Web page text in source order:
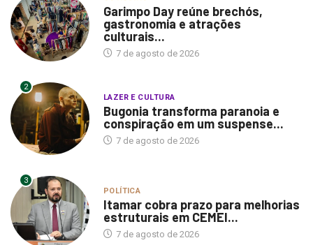
Garimpo Day reúne brechós,
gastronomia e atrações
culturais...
7 de agosto de 2026
2
LAZER E CULTURA
Bugonia transforma paranoia e
conspiração em um suspense...
7 de agosto de 2026
3
POLÍTICA
Itamar cobra prazo para melhorias
estruturais em CEMEI...
7 de agosto de 2026